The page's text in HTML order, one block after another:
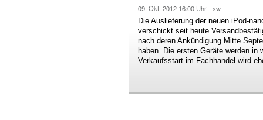
09. Okt. 2012 16:00 Uhr - sw
Die Auslieferung der neuen iPod-
verschickt seit heute
nach deren Ankündigung Mitte
haben. Die ersten Geräte werden in
Verkaufsstart im Fachhandel wird